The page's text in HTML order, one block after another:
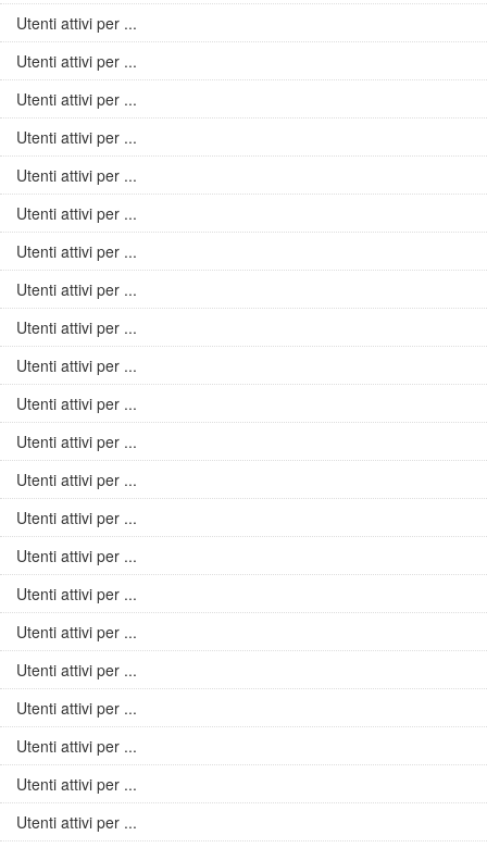
Utenti attivi per ...
Utenti attivi per ...
Utenti attivi per ...
Utenti attivi per ...
Utenti attivi per ...
Utenti attivi per ...
Utenti attivi per ...
Utenti attivi per ...
Utenti attivi per ...
Utenti attivi per ...
Utenti attivi per ...
Utenti attivi per ...
Utenti attivi per ...
Utenti attivi per ...
Utenti attivi per ...
Utenti attivi per ...
Utenti attivi per ...
Utenti attivi per ...
Utenti attivi per ...
Utenti attivi per ...
Utenti attivi per ...
Utenti attivi per ...